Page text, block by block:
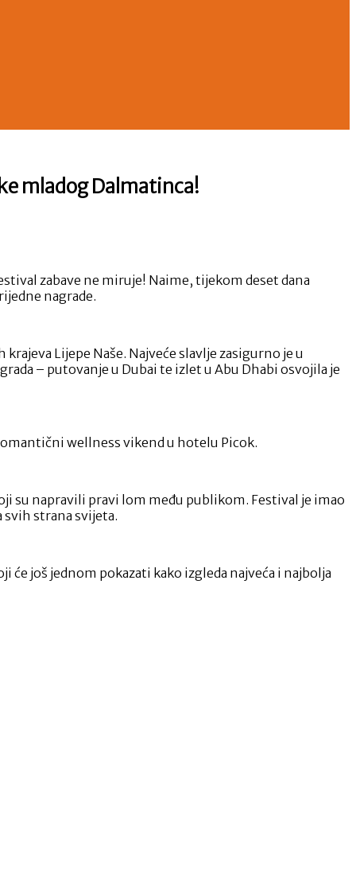
mladog Dalmatinca!
zabave ne miruje! Naime, tijekom deset dana
nagrade.
Lijepe Naše. Najveće slavlje zasigurno je u
– putovanje u Dubai te izlet u Abu Dhabi osvojila je
wellness vikend u hotelu Picok.
su napravili pravi lom među publikom. Festival je imao
strana svijeta.
još jednom pokazati kako izgleda najveća i najbolja